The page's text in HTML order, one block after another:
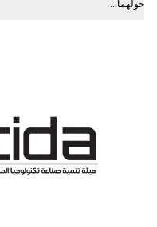
حولهما...